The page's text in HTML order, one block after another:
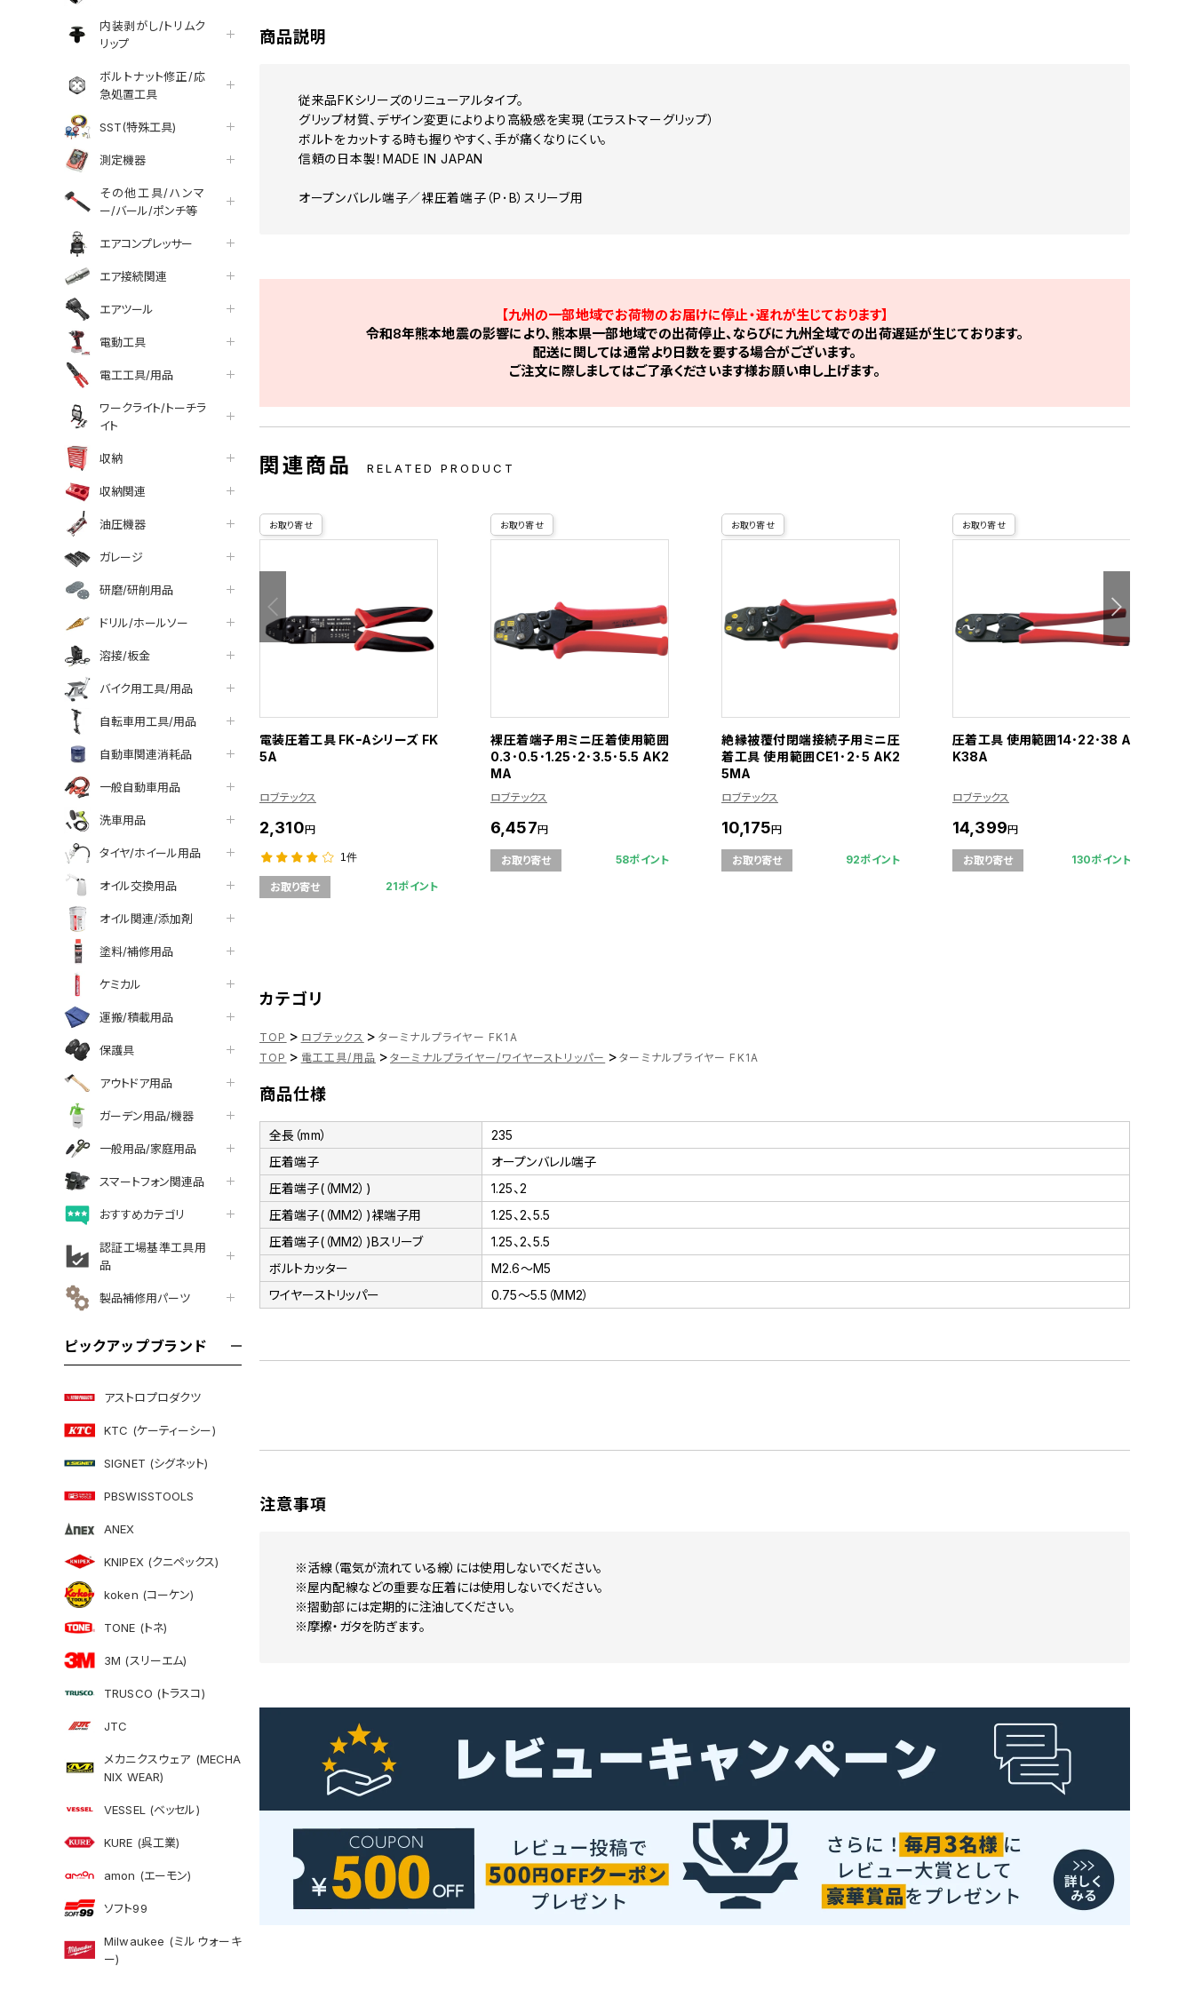
内装剥がし/トリムク
リップ
ボルトナット修正/応
急処置工具
SST(特殊工具)
測定機器
その他工具/ハンマ
ー/バール/ポンチ等
エアコンプレッサー
エア接続関連
エアツール
電動工具
電工工具/用品
ワークライト/トーチラ
イト
収納
収納関連
油圧機器
ガレージ
研磨/研削用品
ドリル/ホールソー
溶接/板金
バイク用工具/用品
自転車用工具/用品
自動車関連消耗品
一般自動車用品
洗車用品
タイヤ/ホイール用品
オイル交換用品
オイル関連/添加剤
塗料/補修用品
ケミカル
運搬/積載用品
保護具
アウトドア用品
ガーデン用品/機器
一般用品/家庭用品
スマートフォン関連品
おすすめカテゴリ
認証工場基準工具用
品
製品補修用パーツ
ピックアップブランド
アストロプロダクツ
KTC (ケーティーシー)
SIGNET (シグネット)
PBSWISSTOOLS
ANEX
KNIPEX (クニペックス)
koken (コーケン)
TONE (トネ)
3M (スリーエム)
TRUSCO (トラスコ)
JTC
メカニクスウェア (MECHA
NIX WEAR)
VESSEL (ベッセル)
KURE (呉工業)
amon (エーモン)
ソフト99
Milwaukee (ミルウォーキ
ー)
商品説明
従来品FKシリーズのリニューアルタイプ。
グリップ材質、デザイン変更によりより高級感を実現（エラストマーグリップ）
ボルトをカットする時も握りやすく、手が痛くなりにくい。
信頼の日本製！MADE IN JAPAN
オープンバレル端子／裸圧着端子（P･B）スリーブ用
【九州の一部地域でお荷物のお届けに停止・遅れが生じております】
令和8年熊本地震の影響により、熊本県一部地域での出荷停止、ならびに九州全域での出荷遅延が生じております。
配送に関しては通常より日数を要する場合がございます。
ご注文に際しましてはご了承くださいます様お願い申し上げます。
関連商品 RELATED PRODUCT
お取り寄せ
電装圧着工具 FKｰAシリーズ FK
5A
ロブテックス
2,310円
1件
お取り寄せ 21ポイント
お取り寄せ
裸圧着端子用ミニ圧着使用範囲
0.3･0.5･1.25･2･3.5･5.5 AK2
MA
ロブテックス
6,457円
お取り寄せ 58ポイント
お取り寄せ
絶縁被覆付閉端接続子用ミニ圧
着工具 使用範囲CE1･2･5 AK2
5MA
ロブテックス
10,175円
お取り寄せ 92ポイント
お取り寄せ
圧着工具 使用範囲14･22･38 A
K38A
ロブテックス
14,399円
お取り寄せ 130ポイント
カテゴリ
TOP > ロブテックス > ターミナルプライヤー FK1A
TOP > 電工工具/用品 > ターミナルプライヤー/ワイヤーストリッパー > ターミナルプライヤー FK1A
商品仕様
全長（mm）
235
圧着端子
オープンバレル端子
圧着端子(（MM2）)
1.25、2
圧着端子(（MM2）)裸端子用
1.25、2、5.5
圧着端子(（MM2）)Bスリーブ
1.25、2、5.5
ボルトカッター
M2.6～M5
ワイヤーストリッパー
0.75～5.5（MM2）
注意事項
※活線（電気が流れている線）には使用しないでください。
※屋内配線などの重要な圧着には使用しないでください。
※摺動部には定期的に注油してください。
※摩擦・ガタを防ぎます。